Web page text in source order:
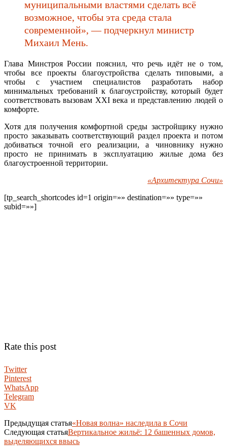
муниципальными властями сделать всё
возможное, чтобы эта среда стала
современной», — подчеркнул министр
Михаил Мень.
Глава Минстроя России пояснил, что речь идёт не о том,
чтобы все проекты благоустройства сделать типовыми, а
чтобы с участием специалистов разработать набор
минимальных требований к благоустройству, который будет
соответствовать вызовам XXI века и представлению людей о
комфорте.
Хотя для получения комфортной среды застройщику нужно
просто заказывать соответствующий раздел проекта и потом
добиваться точной его реализации, а чиновнику нужно
просто не принимать в эксплуатацию жилые дома без
благоустроенной территории.
«Архитектура Сочи»
[tp_search_shortcodes id=1 origin=»» destination=»» type=»»
subid=»»]
Rate this post
Twitter
Pinterest
WhatsApp
Telegram
VK
Предыдущая статья«Новая волна» наследила в Сочи
Следующая статьяВертикальное жильё: 12 башенных домов,
выделяющихся ввысь